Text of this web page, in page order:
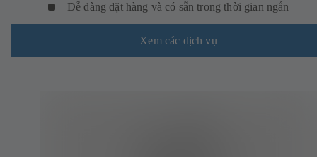
Dễ dàng đặt hàng và có sẵn trong thời gian ngắn
Xem các dịch vụ